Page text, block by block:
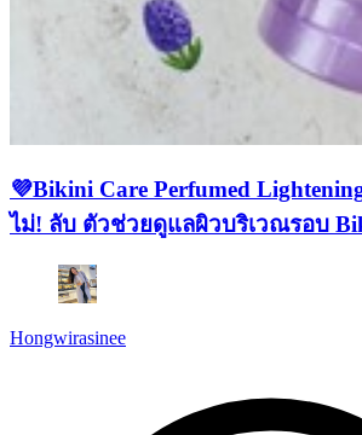
💜Bikini Care Perfumed
ไม่! ลับ ตัวช่วยดูแลผิวบริเวณรอบ
Hongwirasinee